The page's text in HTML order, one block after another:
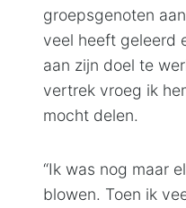
groepsgenoten
veel heeft geleerd
aan zijn doel te
vertrek vroeg ik
mocht delen.
“Ik was nog maar
blowen. Toen ik